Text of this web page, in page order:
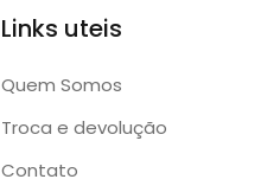
Links uteis
Quem Somos
Troca e devolução
Contato